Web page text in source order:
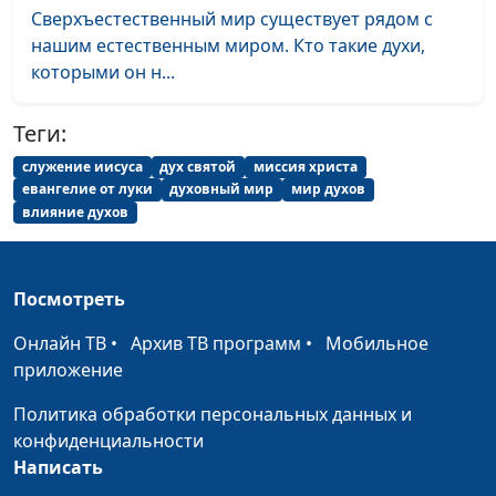
Сверхъестественный мир существует рядом с
нашим естественным миром. Кто такие духи,
которыми он н...
Теги:
служение иисуса дух святой
миссия христа
евангелие от луки
духовный мир
мир духов
влияние духов
Посмотреть
Онлайн ТВ • Архив ТВ программ • Мобильное
приложение
Политика обработки персональных данных и
конфиденциальности
Написать